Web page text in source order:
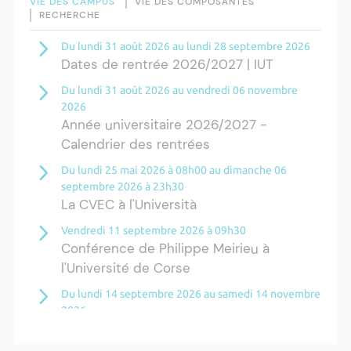
RECHERCHE
Du lundi 31 août 2026 au lundi 28 septembre 2026
Dates de rentrée 2026/2027 | IUT
Du lundi 31 août 2026 au vendredi 06 novembre
2026
Année universitaire 2026/2027 -
Calendrier des rentrées
Du lundi 25 mai 2026 à 08h00 au dimanche 06
septembre 2026 à 23h30
La CVEC à l'Università
Vendredi 11 septembre 2026 à 09h30
Conférence de Philippe Meirieu à
l'Université de Corse
Du lundi 14 septembre 2026 au samedi 14 novembre
2026